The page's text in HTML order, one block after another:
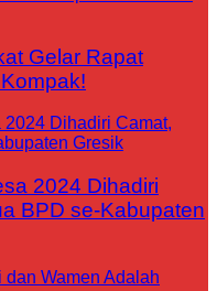
Gelar Rapat
2024 Dihadiri
BPD se-Kabupaten